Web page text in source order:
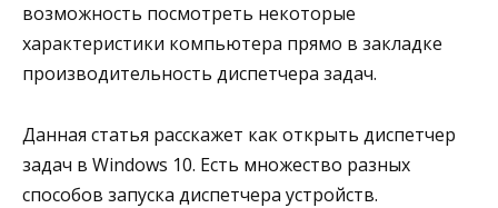
возможность посмотреть некоторые
характеристики компьютера прямо в закладке
производительность диспетчера задач.
Данная статья расскажет как открыть диспетчер
задач в Windows 10. Есть множество разных
способов запуска диспетчера устройств.